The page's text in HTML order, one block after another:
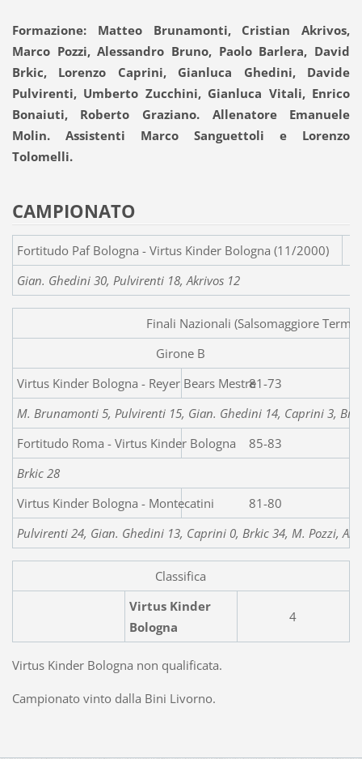
Formazione: Matteo Brunamonti, Cristian Akrivos,
Marco Pozzi, Alessandro Bruno, Paolo Barlera, David
Brkic, Lorenzo Caprini, Gianluca Ghedini, Davide
Pulvirenti, Umberto Zucchini, Gianluca Vitali, Enrico
Bonaiuti, Roberto Graziano. Allenatore Emanuele
Molin. Assistenti Marco Sanguettoli e Lorenzo
Tolomelli.
CAMPIONATO
Fortitudo Paf Bologna - Virtus
Gian. Ghedini 30, Pulvirenti 18, Akrivos 12
Finali Nazionali (Salsomaggiore
Girone B
Virtus Kinder Bologna -
81-73
M. Brunamonti 5, Pulvirenti 15, Gian. Ghedini 14, Caprini 3,
Fortitudo Roma - Virtus Kinder Bologna
85-83
Brkic 28
Virtus Kinder Bologna - Montecatini
81-80
Pulvirenti 24, Gian. Ghedini 13, Caprini 0, Brkic 34, M. Pozzi,
Classifica
Virtus Kinder
Bologna
4
Virtus Kinder Bologna non qualificata.
Campionato vinto dalla Bini Livorno.